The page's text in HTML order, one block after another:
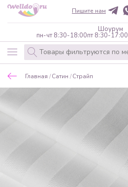
Шоурум
пн-чт 8:30-18:00пт 8:30-17:00
Пишите нам
Главная Сатин Страйп